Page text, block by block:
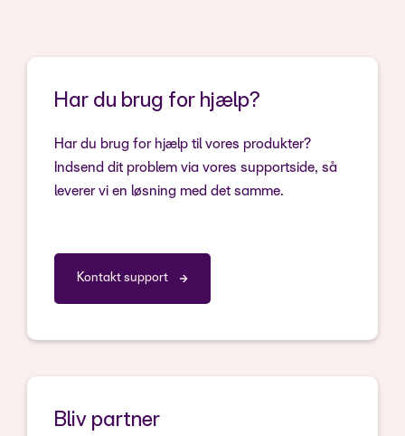
Har du brug for hjælp?
Har du brug for hjælp til vores produkter?
Indsend dit problem via vores supportside, så
leverer vi en løsning med det samme.
Kontakt support
Bliv partner